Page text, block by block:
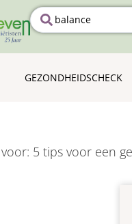
GEZONDHEIDSCHECK
5 tips voor een